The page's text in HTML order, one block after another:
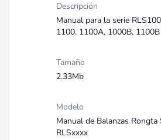
Descripción
Manual para la serie
1100, 1100A, 1000B, 1100B
Tamaño
2.33Mb
Modelo
Manual de Balanzas Rongta
RLSxxxx